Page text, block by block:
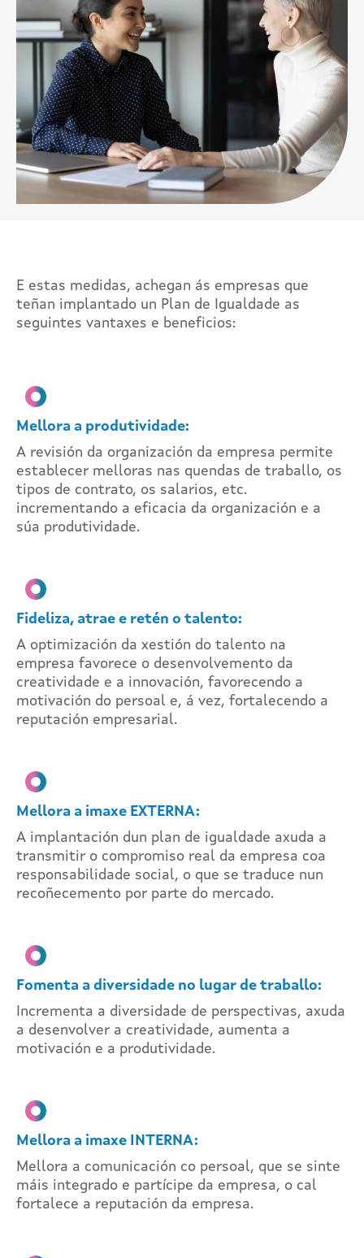
E estas medidas, achegan ás empresas que
teñan implantado un Plan de Igualdade as
seguintes vantaxes e beneficios:
Mellora a produtividade:
A revisión da organización da empresa permite
establecer melloras nas quendas de traballo, os
tipos de contrato, os salarios, etc.
incrementando a eficacia da organización e a
súa produtividade.
Fideliza, atrae e retén o talento:
A optimización da xestión do talento na
empresa favorece o desenvolvemento da
creatividade e a innovación, favorecendo a
motivación do persoal e, á vez, fortalecendo a
reputación empresarial.
Mellora a imaxe EXTERNA:
A implantación dun plan de igualdade axuda a
transmitir o compromiso real da empresa coa
responsabilidade social, o que se traduce nun
recoñecemento por parte do mercado.
Fomenta a diversidade no lugar de traballo:
Incrementa a diversidade de perspectivas, axuda
a desenvolver a creatividade, aumenta a
motivación e a produtividade.
Mellora a imaxe INTERNA:
Mellora a comunicación co persoal, que se sinte
máis integrado e partícipe da empresa, o cal
fortalece a reputación da empresa.